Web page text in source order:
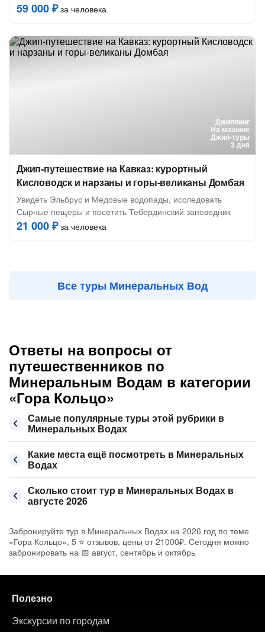
59 000 ₽за человека
Джиппинг
На машине
Джип-туры
3 дня
Джип-путешествие на Кавказ: курортный
Кисловодск и нарзаны и горы-великаны Домбая
Увидеть Эльбрус и Медовые водопады, исследовать
Сырные пещеры и посетить Тебердинский заповедник
21 000 ₽за человека
Все туры Минеральных Вод
Ответы на вопросы от
путешественников по
Минеральным Водам в категории
«Гора Кольцо»
Самые популярные туры этой рубрики в
Минеральных Водах
Какие места ещё посмотреть в Минеральных
Водах
Сколько стоит тур в Минеральных Водах в
августе 2026
Забронируйте тур в Минеральных Водах на 2026 год по теме
«Гора Кольцо», 5 ⭐ отзывов, цены от 21000₽. Сегодня можно
забронировать на 📅 август, сентябрь и октябрь
Полезно
Экскурсии по городам